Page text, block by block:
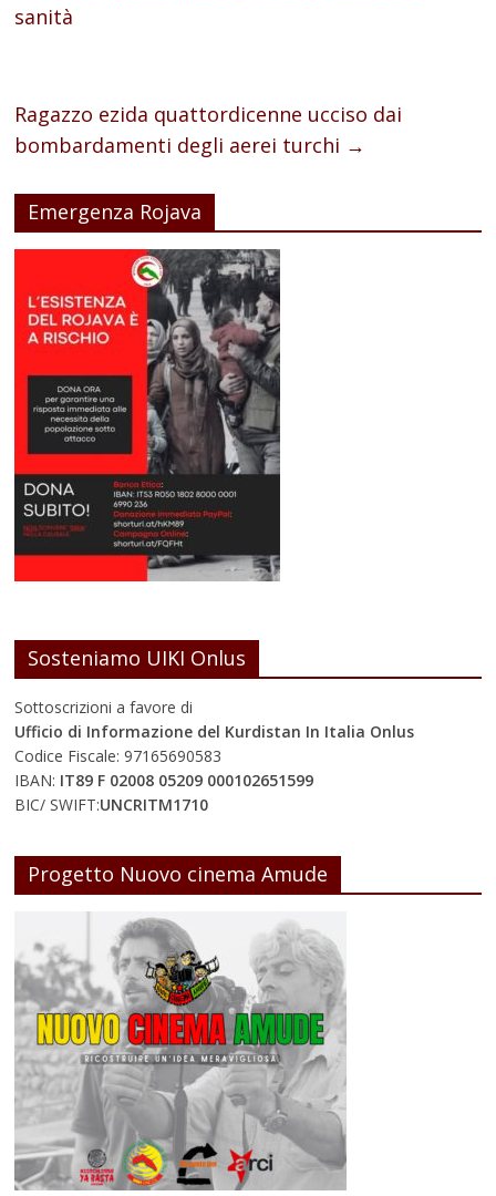
sanità
Ragazzo ezida quattordicenne ucciso dai
bombardamenti degli aerei turchi →
Emergenza Rojava
Sosteniamo UIKI Onlus
Sottoscrizioni a favore di
Ufficio di Informazione del Kurdistan In Italia Onlus
Codice Fiscale: 97165690583
IBAN: IT89 F 02008 05209 000102651599
BIC/ SWIFT:UNCRITM1710
Progetto Nuovo cinema Amude